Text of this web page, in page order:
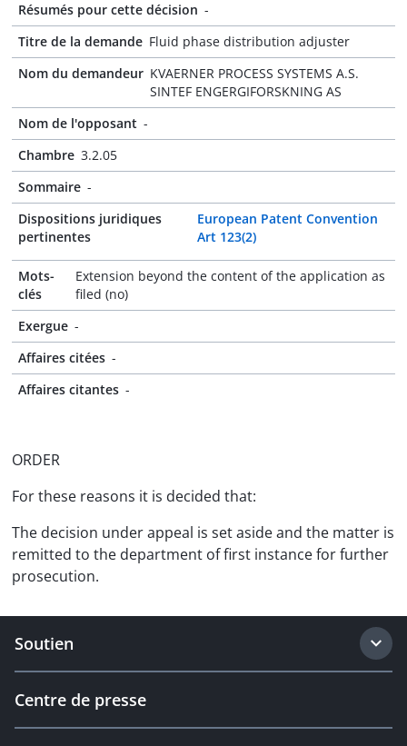
Résumés pour cette décision -
Titre de la demande Fluid phase distribution adjuster
Nom du demandeur KVAERNER PROCESS SYSTEMS A.S.
SINTEF ENGERGIFORSKNING AS
Nom de l'opposant -
Chambre 3.2.05
Sommaire -
Dispositions juridiques
pertinentes
European Patent Convention
Art 123(2)
Mots-
clés
Extension beyond the content of the application as
filed (no)
Exergue -
Affaires citées -
Affaires citantes -
ORDER
For these reasons it is decided that:
The decision under appeal is set aside and the matter is
remitted to the department of first instance for further
prosecution.
Soutien
Centre de presse